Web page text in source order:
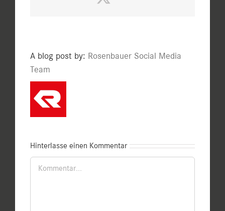
A blog post by: Rosenbauer Social Media
Team
Hinterlasse einen Kommentar
Kommentar